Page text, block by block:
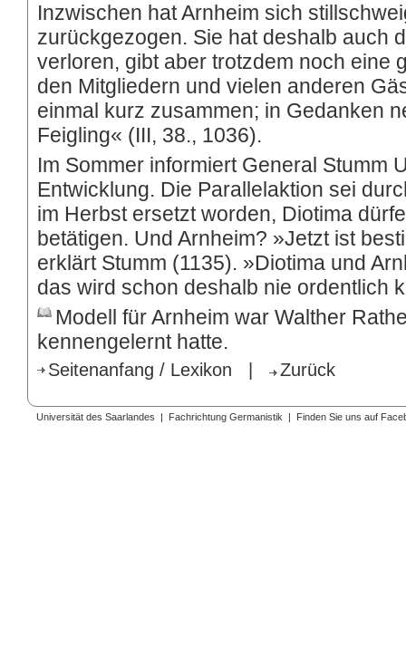
Inzwischen hat Arnheim sich
zurückgezogen. Sie hat deshalb auch
verloren, gibt aber trotzdem noch eine
den Mitgliedern und vielen anderen
einmal kurz zusammen; in Gedanken
Feigling« (III, 38., 1036).
Im Sommer informiert General Stumm
Entwicklung. Die Parallelaktion sei
im Herbst ersetzt worden, Diotima
betätigen. Und Arnheim? »Jetzt ist
erklärt Stumm (1135). »Diotima und
das wird schon deshalb nie ordentlich
Modell für Arnheim war Walther
kennengelernt hatte.
Seitenanfang / Lexikon Zurück
Universität des Saarlandes | Fachrichtung Germanistik | Finden Sie uns auf